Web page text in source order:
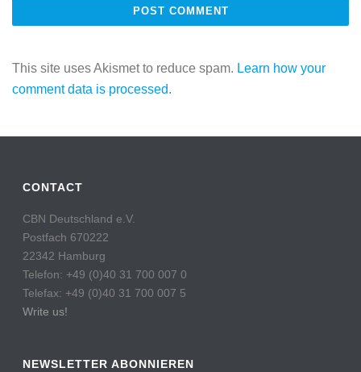
This site uses Akismet to reduce spam. Learn how your
comment data is processed.
CONTACT
CBN Deutschland e.V.
Postfach 670222
22342 Hamburg
Telefon: +49 (0)40 31 700 007 0
Telefax: +49 (0)40 31 700 007 5
Write us!
NEWSLETTER ABONNIEREN